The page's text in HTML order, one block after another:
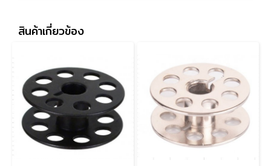
สินค้าเกี่ยวข้อง